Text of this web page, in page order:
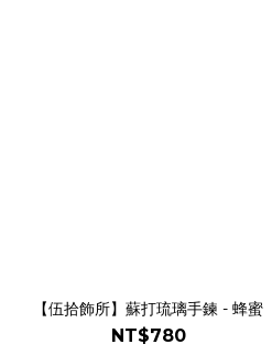
【伍拾飾所】蘇打琉璃手鍊 - 蜂蜜
NT$780